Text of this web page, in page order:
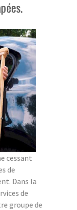
cessant
de
Dans la
de
groupe de